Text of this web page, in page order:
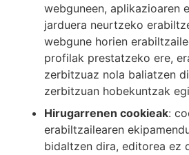
webguneen, aplikazioaren
jarduera neurtzeko
webgune horien
profilak prestatzeko ere,
zerbitzuaz nola baliatzen
zerbitzuan hobekuntzak
Hirugarrenen cookieak:
erabiltzailearen
bidaltzen dira, editorea ez